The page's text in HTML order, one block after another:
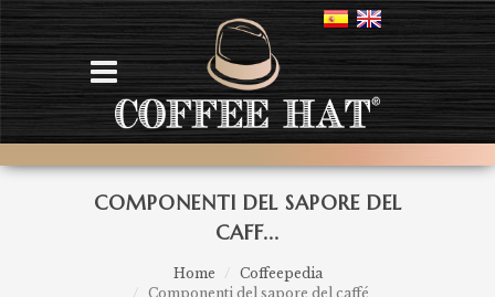
COMPONENTI DEL SAPORE DEL
CAFF...
Home
Coffeepedia
Componenti del sapore del caffé